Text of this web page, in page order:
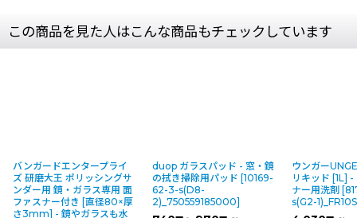
この商品を見た人はこんな商品もチェックしています
バンガードエンタープライ
ズ 研磨大王 ポリッシングサ
ンダー用 鏡・ガラス専用 面
ファスナー付き [直径80×厚
さ3mm] - 鏡やガラスも水
duop ガラスパッド - 窓・鏡
の拭き掃除用パッド [10169-
62-3-s(D8-
2)_750559185000]
ウンガー
リキッド [1L]
ナー用洗剤 [
s(G2-1)_FR10S